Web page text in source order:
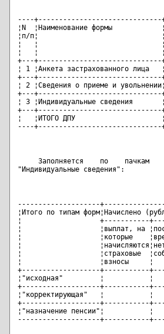
----+------------------------------
¦N  ¦Наименование формы
¦п/п¦
¦   ¦                              ¦
¦   ¦                              ¦
+---+------------------------------
¦ 1 ¦Анкета застрахованного
+---+------------------------------
¦ 2 ¦Сведения о приеме и
+---+------------------------------
¦ 3 ¦Индивидуальные
+---+------------------------------
¦   ¦ИТОГО ДПУ
----+------------------------------
Заполняется    по    пачкам
"Индивидуальные сведения":
--------------------
¦Итого по типам форм¦Начислено
¦                   +-----------
¦                   ¦выплат, на
¦                   ¦которые
¦
¦                   ¦страховые
¦                   ¦взносы
+-------------------+-----------
¦"исходная"         ¦
+-------------------+-----------
¦"корректирующая"   ¦
+-------------------+-----------
¦"назначение пенсии"¦
--------------------+-----------